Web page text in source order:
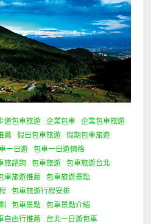
道包車旅遊 企業包車
企業包車旅遊
薦 假日包車旅遊
假期包車旅遊
一日遊
包車一日遊價格
旅諮詢 包車旅遊
包車旅遊台北
車旅遊推薦
包車旅遊景點
包車旅遊行程安排
包車景點
包車景點介紹
自由行推薦
台北一日遊包車